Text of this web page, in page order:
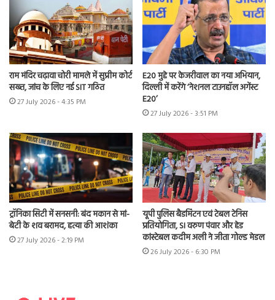
राम मंदिर चढ़ावा चोरी मामले में सुप्रीम कोर्ट
सख्त, जांच के लिए नई SIT गठित
27 July 2026 - 4:35 PM
E20 मुद्दे पर केजरीवाल का नया अभियान,
दिल्ली में करेंगे ‘नेशनल टाउनहॉल अगेंस्ट
E20’
27 July 2026 - 3:51 PM
ट्रॉनिका सिटी में सनसनी: बंद मकान से मां-
बेटी के शव बरामद, हत्या की आशंका
27 July 2026 - 2:19 PM
यूपी पुलिस बैडमिंटन एवं टेबल टेनिस
प्रतियोगिता, SI वरुण पंवार और हेड
कांस्टेबल कदीम अली ने जीता गोल्ड मेडल
26 July 2026 - 6:30 PM